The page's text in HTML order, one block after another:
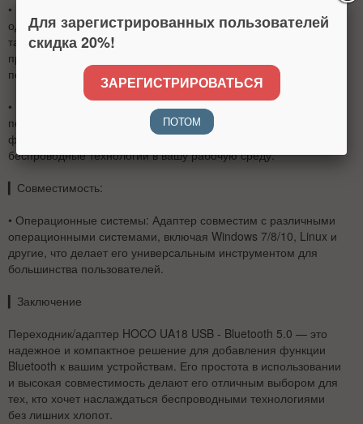
•
одновременно подключать несколько Bluetooth-устройств,
таких как динамики, наушники, клавиатуры, мыши и
принтеры, что делает его универсальным решением для
пользователей.
•
Решение проблемы отсутствия Bluetooth
подходит для компьютеров, которые не имеют встроенной
функции Bluetooth, позволяя легко интегрировать
беспроводные технологии в вашу рабочую среду.
Совместимость:
• Операционные системы: Адаптер совместим с различными
операционными системами, включая Windows 7/8/10, Linux и
другие, что делает его универсальным инструментом для
большинства пользователей.
Заключение
Переходник/адаптер HOCO UA18 USB - Bluetooth 5.0 — это
надежное и компактное решение для добавления функции
Bluetooth к вашим устройствам. Его простота в использовании
и высокая совместимость делают его отличным выбором для
тех, кто хочет наслаждаться беспроводными технологиями
без лишних хлопот.
Для зарегистрированных пользователей
скидка 20%!
ЗАРЕГИСТРИРОВАТЬСЯ
ПОТОМ